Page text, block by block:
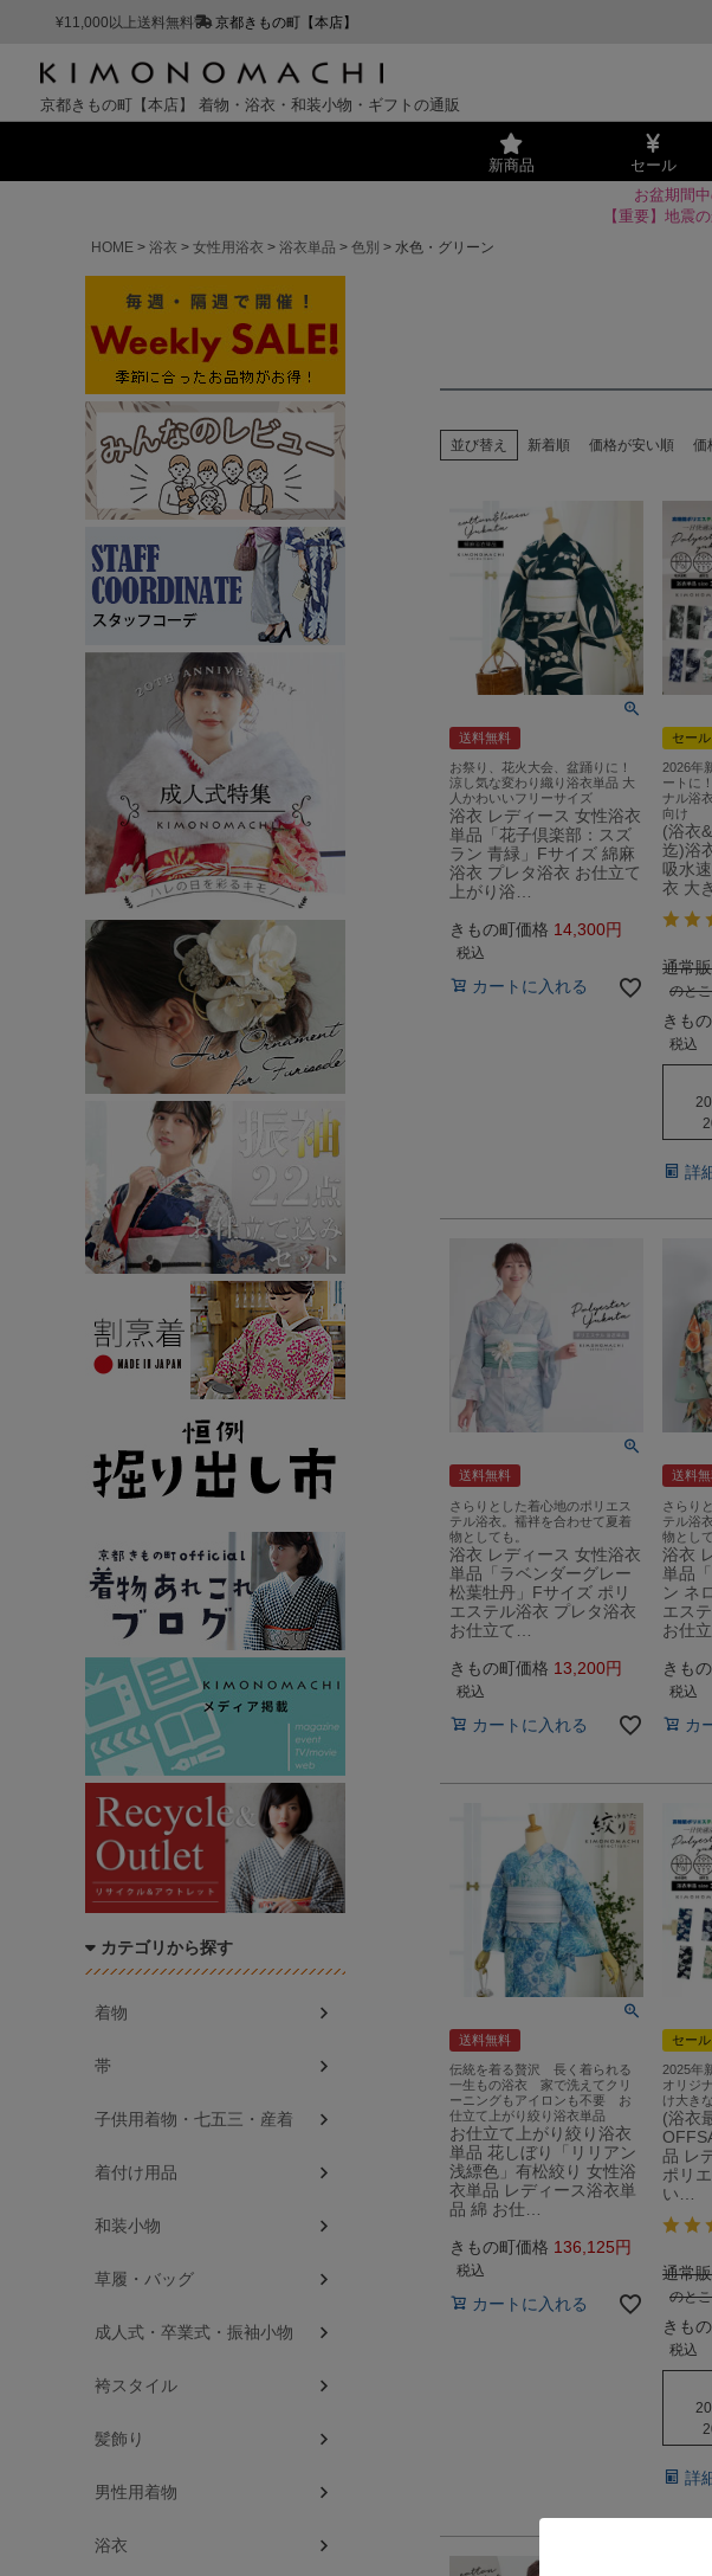
¥11,000以上送料無料 京都きもの町【本店】
京都きもの町【本店】 着物・浴衣・和装小物・ギフトの通販
新商品 セール
お盆期間
【重要】地震
HOME
浴衣 女性用浴衣 浴衣単品 色別 水色・グリーン
並び替え 新着順 価格が安い順 価
送料無料
お祭り、花火大会、盆踊りに！
涼し気な変わり織り浴衣単品 大
人かわいいフリーサイズ
浴衣 レディース 女性浴衣
単品「花子倶楽部：スズ
ラン 青緑」Fサイズ 綿麻
浴衣 プレタ浴衣 お仕立て
上がり浴…
きもの町価格 14,300
税込
カートに入れる
セール
2026年
ートに
ナル浴
向け
(浴衣
迄)浴
吸水
衣 大
通常
のと
きも
税込
詳
送料無料
さらりとした着心地のポリエス
テル浴衣。襦袢を合わせて夏着
物としても。
浴衣 レディース 女性浴衣
単品「ラベンダーグレー
松葉牡丹」Fサイズ ポリ
エステル浴衣 プレタ浴衣
お仕立て…
きもの町価格 13,200
税込
カートに入れる
送料
さらり
テル浴
物として
浴衣
単品
ン ネ
エス
お仕
きも
税込
カ
送料無料
伝統を着る贅沢 長く着られる
一生もの浴衣 家で洗えてクリ
ーニングもアイロンも不要 お
仕立て上がり絞り浴衣単品
お仕立て上がり絞り浴衣
単品 花しぼり「リリアン
浅縹色」有松絞り 女性浴
衣単品 レディース浴衣単
品 綿 お仕…
きもの町価格 136,125
税込
カートに入れる
セール
2025年
オリジ
け大き
(浴衣
品 レ
ポリ
い…
通常
のと
きも
税込
詳
カテゴリから探す
着物
帯
子供用着物・七五三・産着
着付け用品
和装小物
草履・バッグ
成人式・卒業式・振袖小物
袴スタイル
髪飾り
男性用着物
浴衣